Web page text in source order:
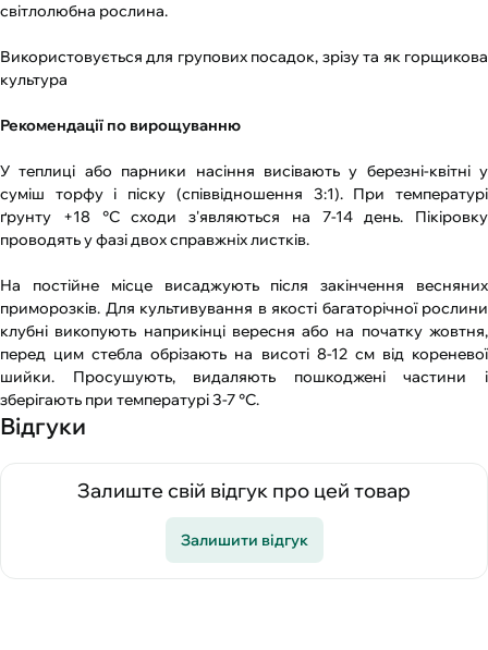
світлолюбна рослина.
Використовується для групових посадок, зрізу та як горщикова
культура
Рекомендації по вирощуванню
У теплиці або парники насіння висівають у березні-квітні у
суміш торфу і піску (співвідношення 3:1). При температурі
ґрунту +18 °С сходи з'являються на 7-14 день. Пікіровку
проводять у фазі двох справжніх листків.
На постійне місце висаджують після закінчення весняних
приморозків. Для культивування в якості багаторічної рослини
клубні викопують наприкінці вересня або на початку жовтня,
перед цим стебла обрізають на висоті 8-12 см від кореневої
шийки. Просушують, видаляють пошкоджені частини і
зберігають при температурі 3-7 °С.
Відгуки
Залиште свій відгук про цей товар
Залишити відгук